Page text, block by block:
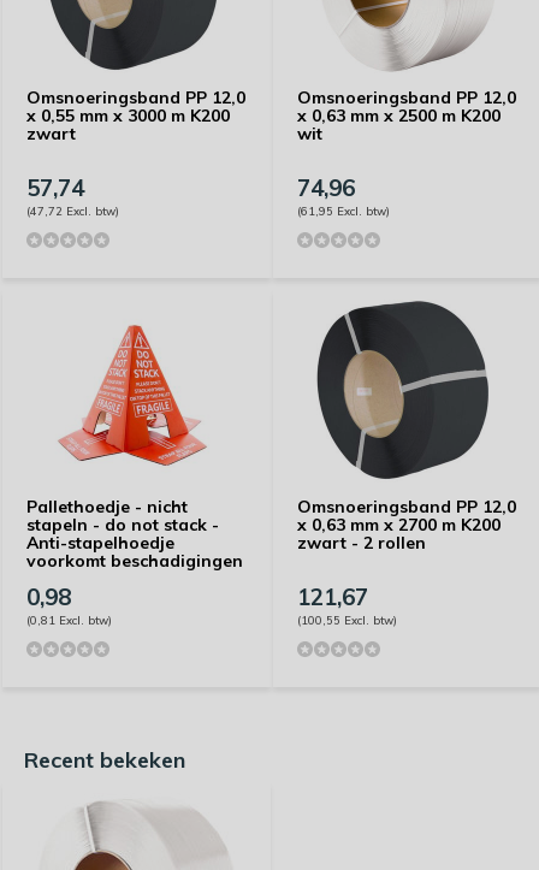
Omsnoeringsband PP 12,0
x 0,55 mm x 3000 m K200
zwart
57,74
(47,72 Excl. btw)
Omsnoeringsband PP 12,0
x 0,63 mm x 2500 m K200
wit
74,96
(61,95 Excl. btw)
Pallethoedje - nicht
stapeln - do not stack -
Anti-stapelhoedje
voorkomt beschadigingen
0,98
(0,81 Excl. btw)
Omsnoeringsband PP 12,0
x 0,63 mm x 2700 m K200
zwart - 2 rollen
121,67
(100,55 Excl. btw)
Recent bekeken